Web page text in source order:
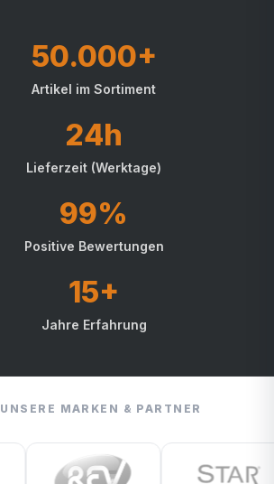
50.000+
Artikel im Sortiment
24h
Lieferzeit (Werktage)
99%
Positive Bewertungen
15+
Jahre Erfahrung
UNSERE MARKEN & PARTNER